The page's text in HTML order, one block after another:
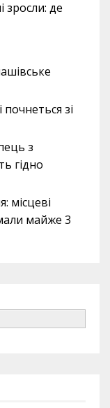
зросли: де
зі
з
гідно
місцеві
майже 3